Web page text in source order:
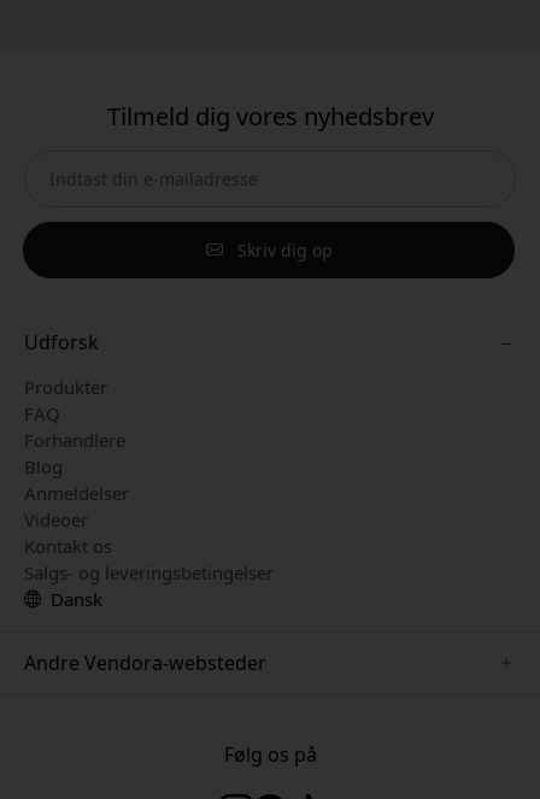
Tilmeld dig vores nyhedsbrev
Skriv dig op
Udforsk
Produkter
FAQ
Forhandlere
Blog
Anmeldelser
Videoer
Kontakt os
Salgs- og leveringsbetingelser
Dansk
Andre Vendora-websteder
Følg os på